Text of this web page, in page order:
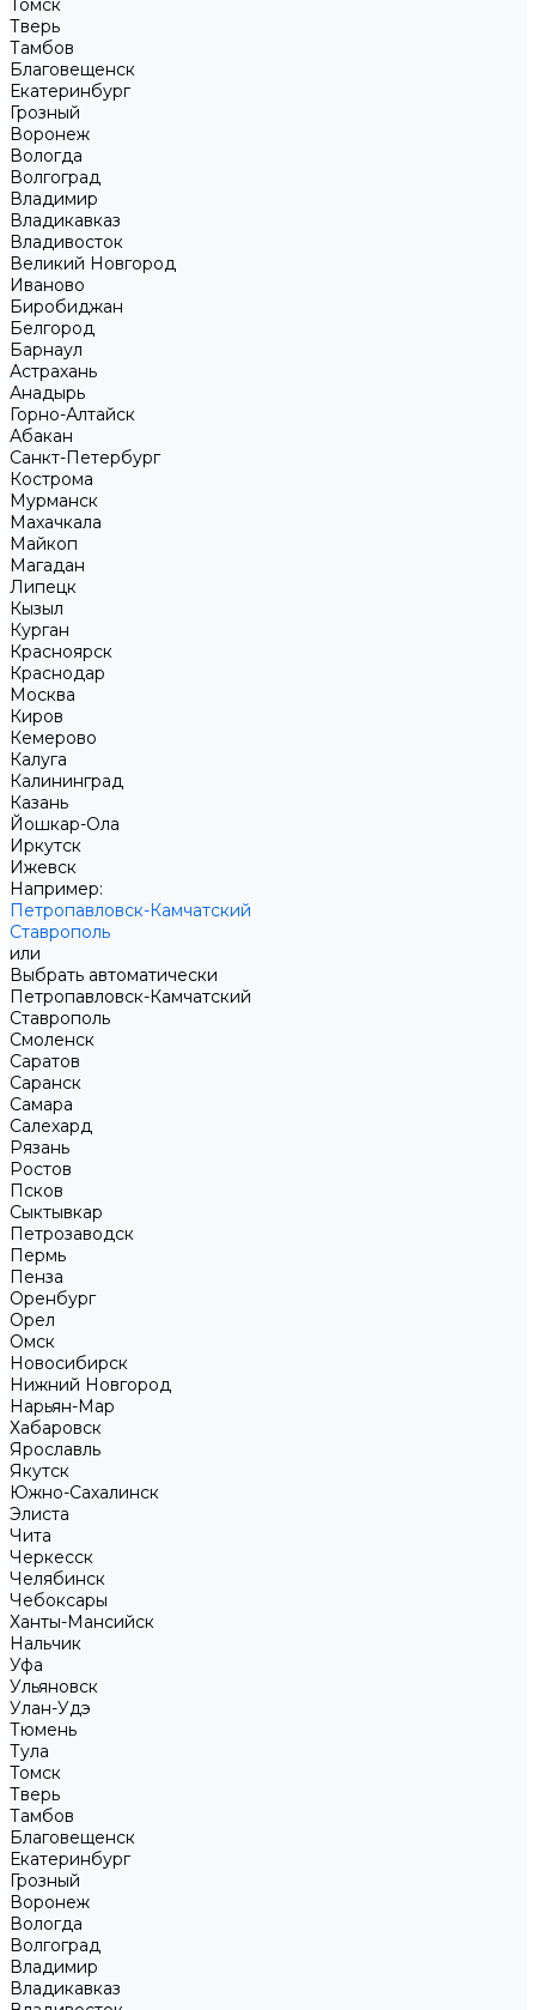
Томск
Тверь
Тамбов
Благовещенск
Екатеринбург
Грозный
Воронеж
Вологда
Волгоград
Владимир
Владикавказ
Владивосток
Великий Новгород
Иваново
Биробиджан
Белгород
Барнаул
Астрахань
Анадырь
Горно-Алтайск
Абакан
Санкт-Петербург
Кострома
Мурманск
Махачкала
Майкоп
Магадан
Липецк
Кызыл
Курган
Красноярск
Краснодар
Москва
Киров
Кемерово
Калуга
Калининград
Казань
Йошкар-Ола
Иркутск
Ижевск
Например:
Петропавловск-Камчатский
Ставрополь
или
Выбрать автоматически
Петропавловск-Камчатский
Ставрополь
Смоленск
Саратов
Саранск
Самара
Салехард
Рязань
Ростов
Псков
Сыктывкар
Петрозаводск
Пермь
Пенза
Оренбург
Орел
Омск
Новосибирск
Нижний Новгород
Нарьян-Мар
Хабаровск
Ярославль
Якутск
Южно-Сахалинск
Элиста
Чита
Черкесск
Челябинск
Чебоксары
Ханты-Мансийск
Нальчик
Уфа
Ульяновск
Улан-Удэ
Тюмень
Тула
Томск
Тверь
Тамбов
Благовещенск
Екатеринбург
Грозный
Воронеж
Вологда
Волгоград
Владимир
Владикавказ